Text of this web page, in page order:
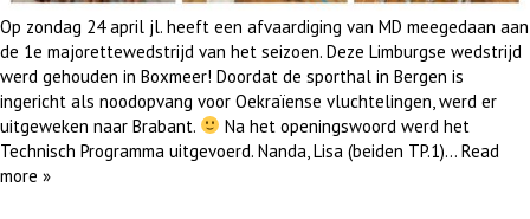
Op zondag 24 april jl. heeft een afvaardiging van MD meegedaan aan
de 1e majorettewedstrijd van het seizoen. Deze Limburgse wedstrijd
werd gehouden in Boxmeer! Doordat de sporthal in Bergen is
ingericht als noodopvang voor Oekraïense vluchtelingen, werd er
uitgeweken naar Brabant.
Na het openingswoord werd het
Technisch Programma uitgevoerd. Nanda, Lisa (beiden TP.1)… Read
more »